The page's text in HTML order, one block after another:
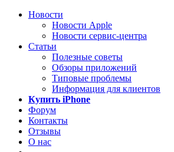
Новости
Новости Apple
Новости сервис-центра
Статьи
Полезные советы
Обзоры приложений
Типовые проблемы
Информация для клиентов
Купить iPhone
Форум
Контакты
Отзывы
О нас